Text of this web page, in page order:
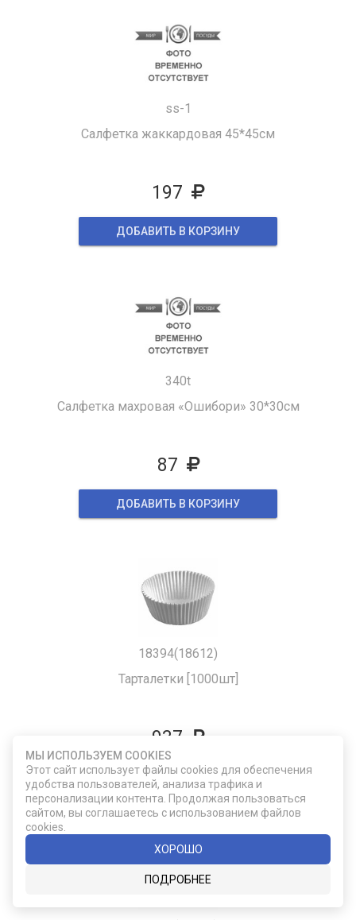
ss-1
Салфетка жаккардовая 45*45см
197
ДОБАВИТЬ В КОРЗИНУ
340t
Салфетка махровая «Ошибори» 30*30см
87
ДОБАВИТЬ В КОРЗИНУ
18394(18612)
Тарталетки [1000шт]
937
ДОБАВИТЬ В КОРЗИНУ
МЫ ИСПОЛЬЗУЕМ COOKIES
Этот сайт использует файлы cookies для обеспечения
удобства пользователей, анализа трафика и
персонализации контента. Продолжая пользоваться
сайтом, вы соглашаетесь с использованием файлов
cookies.
ХОРОШО
ПОДРОБНЕЕ